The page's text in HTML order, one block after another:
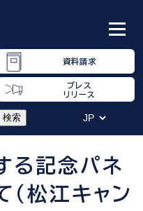
資料請求
プレス
リリース
る記念パネ
松江キャン